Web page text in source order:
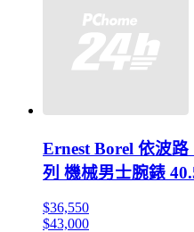
Ernest Borel 依波
列 機械男士腕錶
$36,550
$43,000